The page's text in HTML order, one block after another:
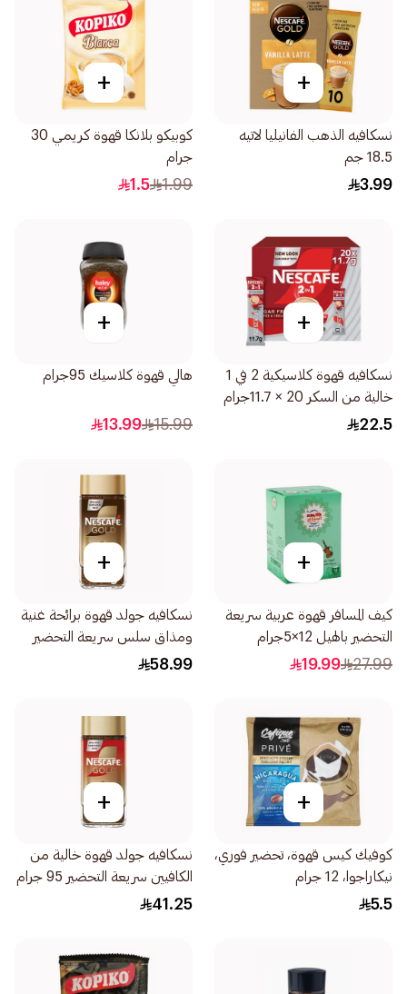
+
نسكافيه الذهب الفانيليا لاتيه
18.5 جم
3.99
+
كوبيكو بلانكا قهوة كريمي 30
جرام
1.99
1.5
+
نسكافيه قهوة كلاسيكية 2 في 1
خالية من السكر 20 × 11.7جرام
22.5
+
هالي قهوة كلاسيك 95جرام
15.99
13.99
+
كيف المسافر قهوة عربية سريعة
التحضير بالهيل 12×5جرام
27.99
19.99
+
نسكافيه جولد قهوة برائحة غنية
ومذاق سلس سريعة التحضير
190جرام
58.99
+
كوفيك كيس قهوة، تحضير فوري،
نيكاراجوا، 12 جرام
5.5
+
نسكافيه جولد قهوة خالية من
الكافيين سريعة التحضير 95 جرام
41.25